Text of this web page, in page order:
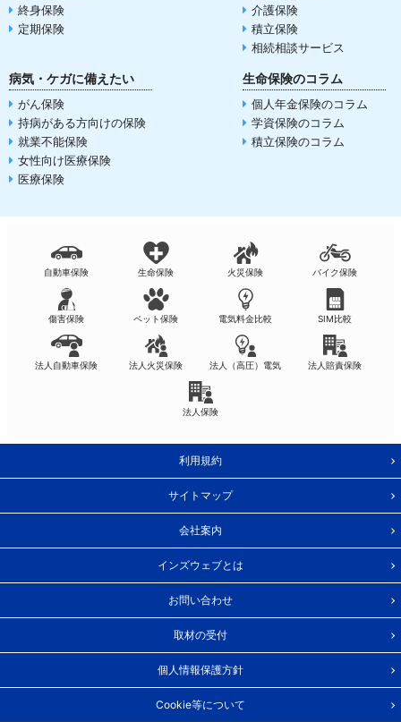
終身保険
定期保険
介護保険
積立保険
相続相談サービス
病気・ケガに備えたい
がん保険
持病がある方向けの保険
就業不能保険
女性向け医療保険
医療保険
生命保険のコラム
個人年金保険のコラム
学資保険のコラム
積立保険のコラム
自動車保険 生命保険 火災保険 バイク保険
傷害保険 ペット保険 電気料金比較 SIM比較
法人自動車保険 法人火災保険 法人（高圧）電気 法人賠責保険
法人保険
利用規約
サイトマップ
会社案内
インズウェブとは
お問い合わせ
取材の受付
個人情報保護方針
Cookie等について